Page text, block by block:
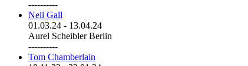
----------
Neil Gall
01.03.24 - 13.04.24
Aurel Scheibler Berlin
----------
Tom Chamberlain